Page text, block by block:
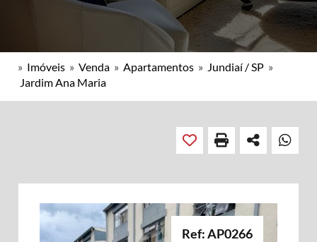
» Imóveis » Venda » Apartamentos » Jundiaí / SP »
Jardim Ana Maria
Ref: AP0266